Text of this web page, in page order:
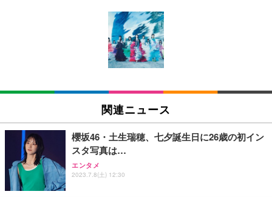
[EdoErgo] オフィスチェア 椅子 テレワーク 疲れな
い 跳ね上げ式アームレスト コンパクト 約105度ロッ
キング pc 事務椅子 360度回転 座面昇降 強化ナイロ
ン樹脂ベース 通気性メッシュ 在宅ワーク H-WY01
(黒網+黒枠+黒足)
SIHOO B100 オフィスチェア／デスクチェア メッシ
ュチェア 人間工学 疲れない ブラック
￥27,999
Sezlife オフィスチェア デスクチェア 疲れない テレ
ワーク チェア 強化バックレスト 30度ロッキング機
能 人間工学 椅子 腰サポート 90度跳ね上げ式アーム
EIZO ビジネス向けプレミアムモニター | FlexScan
EV3240X-WT | 31.5型4K UHD・USB Type-C・ホワ
￥105,595
EIZO ビジネス向けプレミアムモニター | FlexScan
【純正品】27"ゲーミングモニター DualSense 充電
フック付き（CFI-ZDM1J）
Amazonベーシック ペットシーツ 薄型 レギュラー 1
回使い捨て 無香料 ホワイト 300枚
Amazonベーシック ペットシーツ 厚型 ワイド 42枚
x2袋(84枚) ホワイト(吸収面:ライトブルー)
￥3,234
ネオ・ルーライフ ネオ・オムツ L 中型犬用 26枚入
り 単品
関連ニュース
櫻坂46・土生瑞穂、七夕誕生日に26歳の初イン
スタ写真は…
エンタメ
2023.7.8(土) 12:30